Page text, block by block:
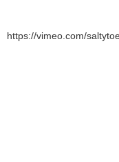
https://vimeo.com/